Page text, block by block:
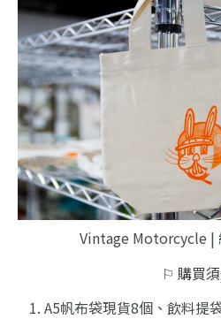
Vintage Motorcycle |
⚐ 購買
1. A5帆布袋現貨8個、飲料提